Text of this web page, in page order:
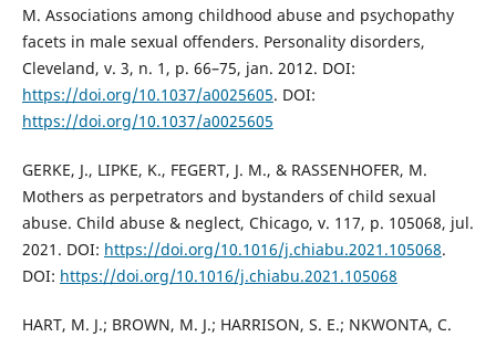
M. Associations among childhood abuse and psychopathy
facets in male sexual offenders. Personality disorders,
Cleveland, v. 3, n. 1, p. 66–75, jan. 2012. DOI:
https://doi.org/10.1037/a0025605. DOI:
https://doi.org/10.1037/a0025605
GERKE, J., LIPKE, K., FEGERT, J. M., & RASSENHOFER, M.
Mothers as perpetrators and bystanders of child sexual
abuse. Child abuse & neglect, Chicago, v. 117, p. 105068, jul.
2021. DOI: https://doi.org/10.1016/j.chiabu.2021.105068.
DOI: https://doi.org/10.1016/j.chiabu.2021.105068
HART, M. J.; BROWN, M. J.; HARRISON, S. E.; NKWONTA, C.